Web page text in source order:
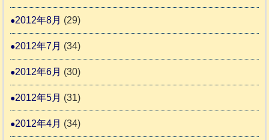
2012年8月 (29)
2012年7月 (34)
2012年6月 (30)
2012年5月 (31)
2012年4月 (34)